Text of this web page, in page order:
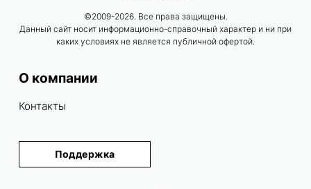
©2009-2026. Все права защищены.
Данный сайт носит информационно-справочный характер и ни при
каких условиях не является публичной офертой.
О компании
Контакты
Поддержка